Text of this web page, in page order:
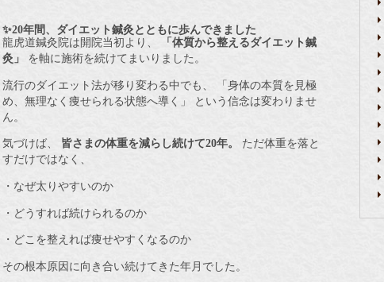
✨20年間、ダイエット鍼灸とともに歩んできました
龍虎道鍼灸院は開院当初より、
「体質から整えるダイエット鍼
灸」
を軸に施術を続けてまいりました。
流行のダイエット法が移り変わる中でも、 「身体の本質を見極
め、無理なく痩せられる状態へ導く」 という信念は変わりませ
ん。
気づけば、 皆さまの体重を減らし続けて20年。
ただ体重を落と
すだけではなく、
・なぜ太りやすいのか
・どうすれば続けられるのか
・どこを整えれば痩せやすくなるのか
その根本原因に向き合い続けてきた年月でした。